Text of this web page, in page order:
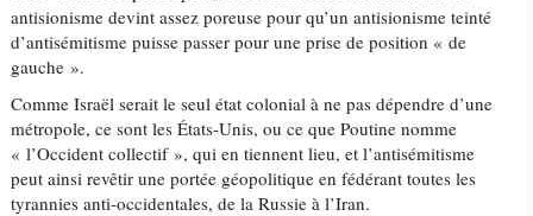
antisionisme devint assez poreuse pour qu’un antisionisme teinté
d’antisémitisme puisse passer pour une prise de position « de
gauche ».
Comme Israël serait le seul état colonial à ne pas dépendre d’une
métropole, ce sont les États-Unis, ou ce que Poutine nomme
« l’Occident collectif », qui en tiennent lieu, et l’antisémitisme
peut ainsi revêtir une portée géopolitique en fédérant toutes les
tyrannies anti-occidentales, de la Russie à l’Iran.